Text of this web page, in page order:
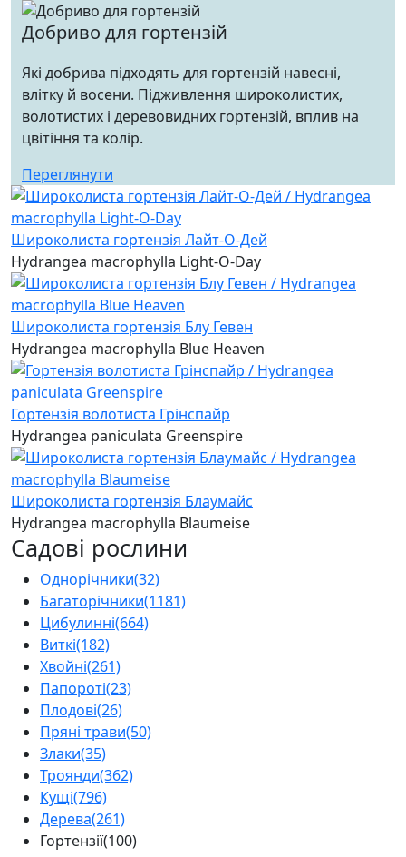
Добриво для гортензій
Які добрива підходять для гортензій навесні,
влітку й восени. Підживлення широколистих,
волотистих і деревовидних гортензій, вплив на
цвітіння та колір.
Переглянути
Широколиста гортензія Лайт-О-Дей
Hydrangea macrophylla Light-O-Day
Широколиста гортензія Блу Гевен
Hydrangea macrophylla Blue Heaven
Гортензія волотиста Грінспайр
Hydrangea paniculata Greenspire
Широколиста гортензія Блаумайс
Hydrangea macrophylla Blaumeise
Садові рослини
Однорічники(32)
Багаторічники(1181)
Цибулинні(664)
Виткі(182)
Хвойні(261)
Папороті(23)
Плодові(26)
Пряні трави(50)
Злаки(35)
Троянди(362)
Кущі(796)
Дерева(261)
Гортензії(100)